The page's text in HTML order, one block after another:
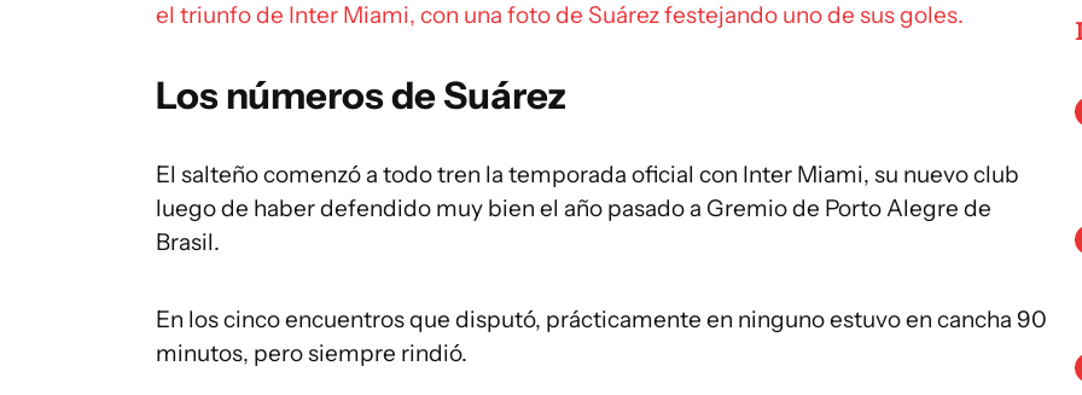
el triunfo de Inter Miami, con una foto de Suárez festejando uno de sus goles.
Los números de Suárez
El salteño comenzó a todo tren la temporada oficial con Inter Miami, su nuevo club
luego de haber defendido muy bien el año pasado a Gremio de Porto Alegre de
Brasil.
En los cinco encuentros que disputó, prácticamente en ninguno estuvo en cancha 90
minutos, pero siempre rindió.